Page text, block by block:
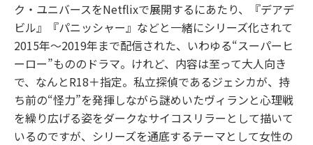
ク・ユニバースをNetflixで展開するにあたり、『デアデ
ビル』『パニッシャー』などと一緒にシリーズ化されて
2015年〜2019年まで配信された、いわゆる“スーパーヒ
ーロー”もののドラマ。けれど、内容は至って大人向き
で、なんとR18＋指定。私立探偵であるジェシカが、持
ち前の“怪力”を発揮しながら謎めいたヴィランと心理戦
を繰り広げる姿をダークなサイコスリラーとして描いて
いるのですが、シリーズを通底するテーマとして女性の